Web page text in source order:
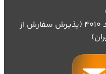
شیراز، مجتمع خلیج فارس، واحد ۴۰۱۰ (پذیرش سفارش از